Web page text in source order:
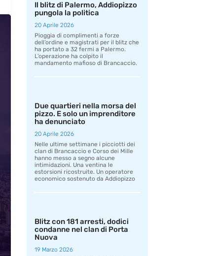
Il blitz di Palermo, Addiopizzo
pungola la politica
20 Aprile 2026
Pioggia di complimenti a forze
dell’ordine e magistrati per il blitz che
ha portato a 32 fermi a Palermo.
L’operazione ha colpito il
mandamento mafioso di Brancaccio.
Due quartieri nella morsa del
pizzo. E solo un imprenditore
ha denunciato
20 Aprile 2026
Nelle ultime settimane i picciotti dei
clan di Brancaccio e Corso dei Mille
hanno messo a segno alcune
intimidazioni. Una ventina le
estorsioni ricostruite. Un operatore
economico sostenuto da Addiopizzo
Blitz con 181 arresti, dodici
condanne nel clan di Porta
Nuova
19 Marzo 2026